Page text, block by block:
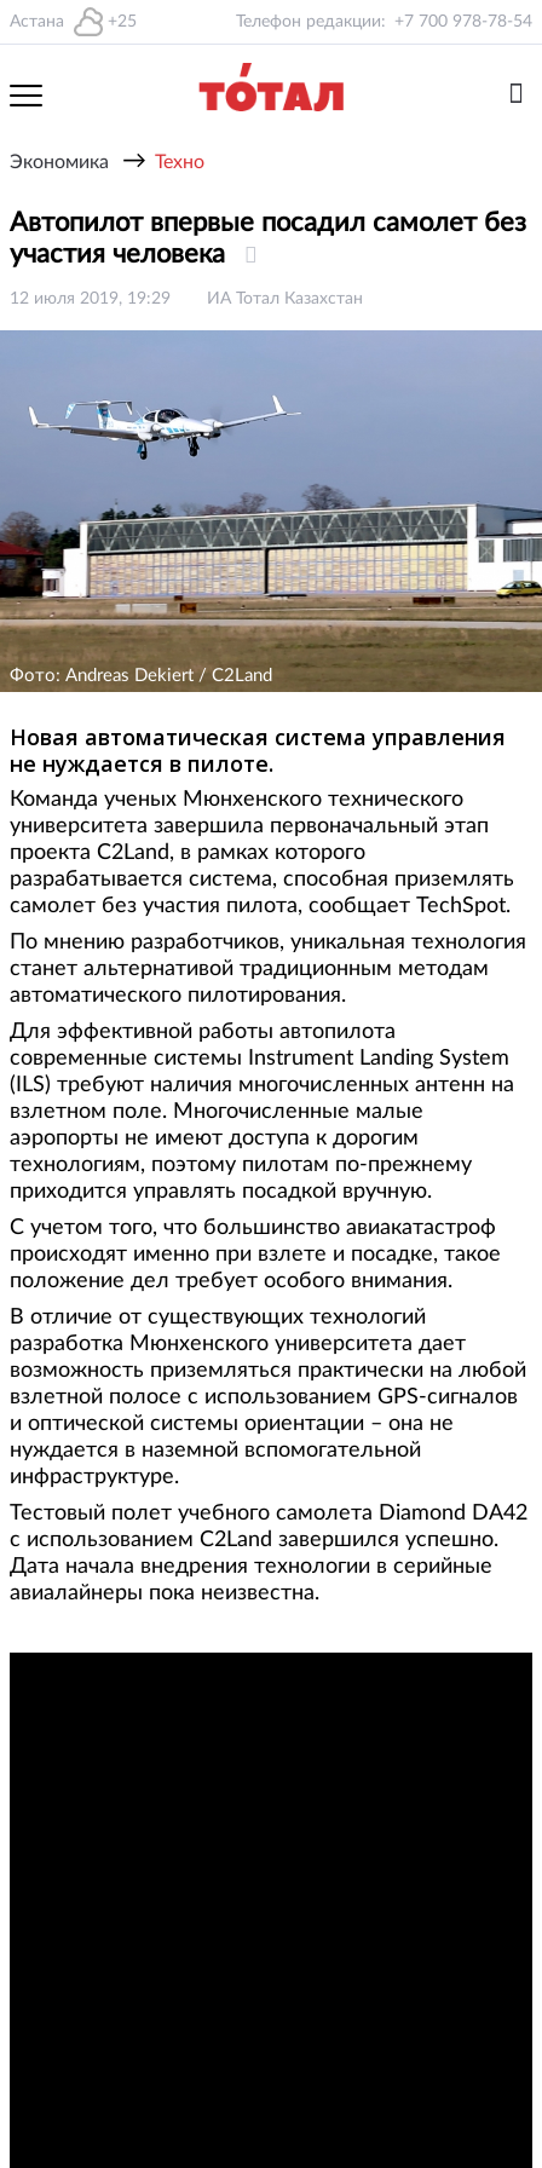
Астана +25 Телефон редакции: +7 700 978-78-54
Экономика → Техно
Автопилот впервые посадил самолет без
участия человека
12 июля 2019, 19:29 ИА Тотал Казахстан
Фото: Andreas Dekiert / C2Land
Новая автоматическая система управления
не нуждается в пилоте.
Команда ученых Мюнхенского технического
университета завершила первоначальный этап
проекта C2Land, в рамках которого
разрабатывается система, способная приземлять
самолет без участия пилота, сообщает TechSpot.
По мнению разработчиков, уникальная технология
станет альтернативой традиционным методам
автоматического пилотирования.
Для эффективной работы автопилота
современные системы Instrument Landing System
(ILS) требуют наличия многочисленных антенн на
взлетном поле. Многочисленные малые
аэропорты не имеют доступа к дорогим
технологиям, поэтому пилотам по-прежнему
приходится управлять посадкой вручную.
С учетом того, что большинство авиакатастроф
происходят именно при взлете и посадке, такое
положение дел требует особого внимания.
В отличие от существующих технологий
разработка Мюнхенского университета дает
возможность приземляться практически на любой
взлетной полосе с использованием GPS-сигналов
и оптической системы ориентации – она не
нуждается в наземной вспомогательной
инфраструктуре.
Тестовый полет учебного самолета Diamond DA42
с использованием C2Land завершился успешно.
Дата начала внедрения технологии в серийные
авиалайнеры пока неизвестна.